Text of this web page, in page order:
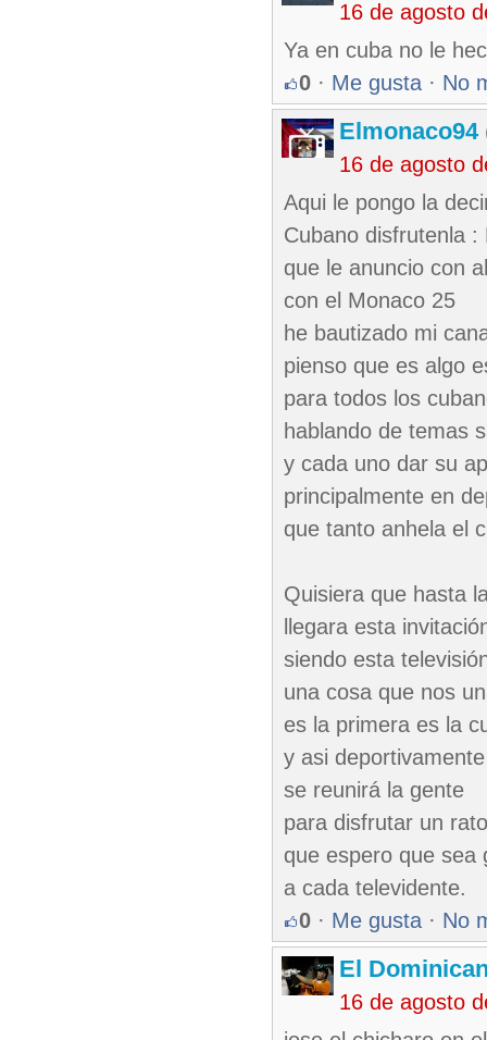
16 de agosto
Ya en cuba no le
0 · Me gusta · No
Elmonaco94
16 de agosto
Aqui le pongo la
Cubano disfrutenla :
que le anuncio con
con el Monaco 25
he bautizado mi
pienso que es algo
para todos los
hablando de temas
y cada uno dar su
principalmente en
que tanto anhela el
Quisiera que hasta
llegara esta
siendo esta
una cosa que nos
es la primera es la
y asi deportivamente
se reunirá la gente
para disfrutar un rato
que espero que sea
a cada televidente.
0 · Me gusta · No
El
16 de agosto